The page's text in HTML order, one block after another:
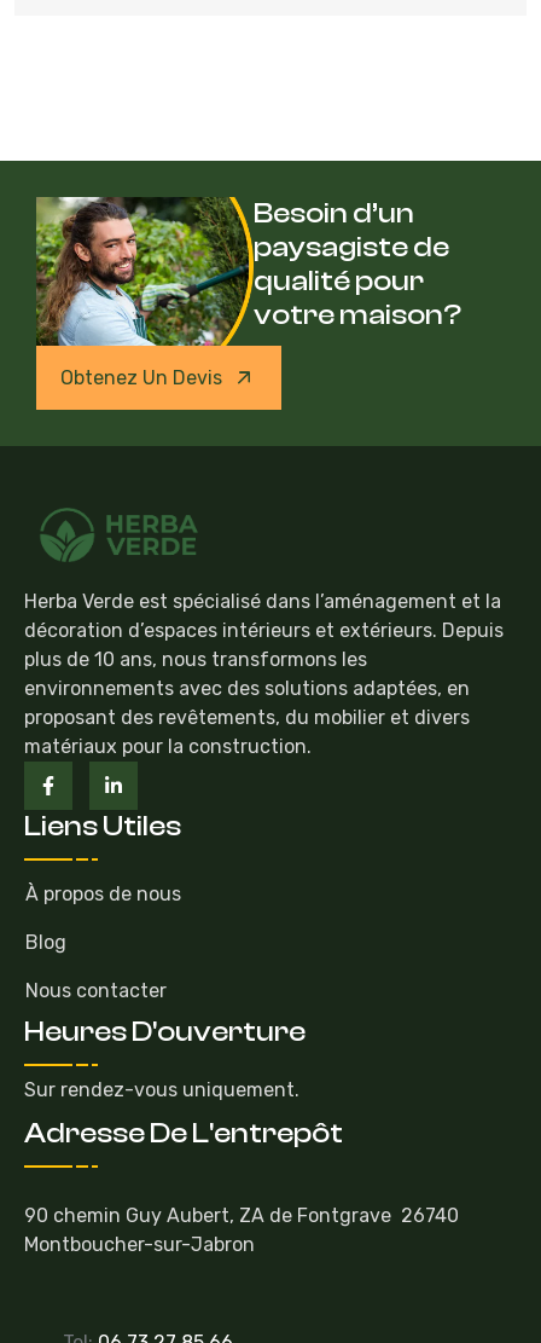
Besoin d’un
paysagiste de
qualité pour
votre maison?
Obtenez Un Devis
Herba Verde est spécialisé dans l’aménagement et la
décoration d’espaces intérieurs et extérieurs. Depuis
plus de 10 ans, nous transformons les
environnements avec des solutions adaptées, en
proposant des revêtements, du mobilier et divers
matériaux pour la construction.
Liens Utiles
À propos de nous
Blog
Nous contacter
Heures D'ouverture
Sur rendez-vous uniquement.
Adresse De L'entrepôt
90 chemin Guy Aubert, ZA de Fontgrave 26740
Montboucher-sur-Jabron